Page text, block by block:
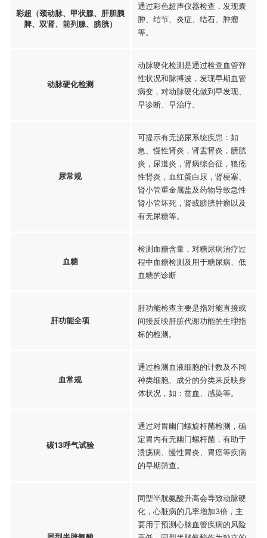
彩超（颈动脉、甲状腺、肝胆胰
脾、双肾、前列腺、膀胱）
通过彩色超声仪器检查，发现囊
肿、结节、炎症、结石、肿瘤
等。
动脉硬化检测
动脉硬化检测是通过检查血管弹
性状况和脉搏波，发现早期血管
病变，对动脉硬化做到早发现、
早诊断、早治疗。
尿常规
可提示有无泌尿系统疾患：如
急、慢性肾炎，肾盂肾炎，膀胱
炎，尿道炎，肾病综合征，狼疮
性肾炎，血红蛋白尿，肾梗塞、
肾小管重金属盐及药物导致急性
肾小管坏死，肾或膀胱肿瘤以及
有无尿糖等。
血糖
检测血糖含量，对糖尿病治疗过
程中血糖检测及用于糖尿病、低
血糖的诊断
肝功能全项
肝功能检查主要是指对能直接或
间接反映肝脏代谢功能的生理指
标的检测。
血常规
通过检测血液细胞的计数及不同
种类细胞、成分的分类来反映身
体状况，如：贫血、感染等。
碳13呼气试验
通过对胃幽门螺旋杆菌检测，确
定胃内有无幽门螺杆菌，有助于
溃疡病、慢性胃炎、胃癌等疾病
的早期筛查。
同型半胱氨酸升高会导致动脉硬
化，心脏病的几率增加3倍，主
要用于预测心脑血管疾病的风险